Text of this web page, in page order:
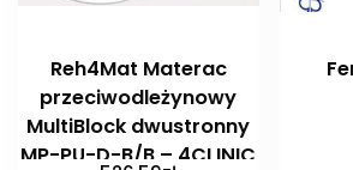
Reh4Mat Materac
przeciwodleżynowy
MultiBlock dwustronny
MP-PU-D-B/B – 4CLINIC